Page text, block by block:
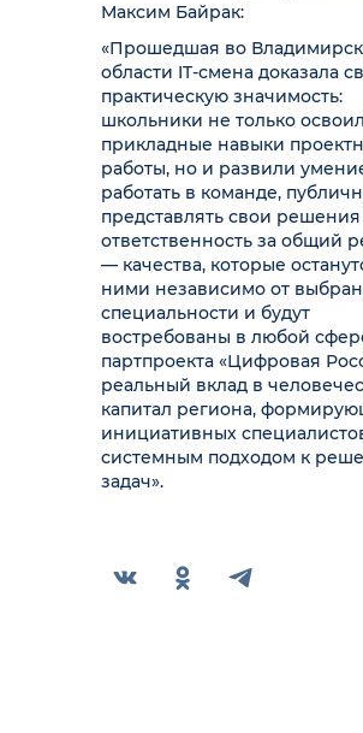
Максим Байрак:
«Прошедшая во
области IT-смена доказала
практическую значимость:
школьники не только
прикладные навыки
работы, но и развили
работать в команде,
представлять свои
ответственность за общий
— качества, которые
ними независимо от
специальности и будут
востребованы в любой
партпроекта «Цифровая
реальный вклад в
капитал региона,
инициативных
системным подходом к
задач».